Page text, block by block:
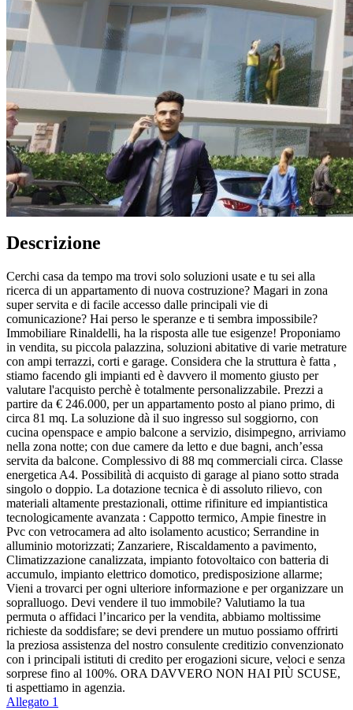
Descrizione
Cerchi casa da tempo ma trovi solo soluzioni usate e tu sei alla
ricerca di un appartamento di nuova costruzione? Magari in zona
super servita e di facile accesso dalle principali vie di
comunicazione? Hai perso le speranze e ti sembra impossibile?
Immobiliare Rinaldelli, ha la risposta alle tue esigenze! Proponiamo
in vendita, su piccola palazzina, soluzioni abitative di varie metrature
con ampi terrazzi, corti e garage. Considera che la struttura è fatta ,
stiamo facendo gli impianti ed è davvero il momento giusto per
valutare l'acquisto perchè è totalmente personalizzabile. Prezzi a
partire da € 246.000, per un appartamento posto al piano primo, di
circa 81 mq. La soluzione dà il suo ingresso sul soggiorno, con
cucina openspace e ampio balcone a servizio, disimpegno, arriviamo
nella zona notte; con due camere da letto e due bagni, anch’essa
servita da balcone. Complessivo di 88 mq commerciali circa. Classe
energetica A4. Possibilità di acquisto di garage al piano sotto strada
singolo o doppio. La dotazione tecnica è di assoluto rilievo, con
materiali altamente prestazionali, ottime rifiniture ed impiantistica
tecnologicamente avanzata : Cappotto termico, Ampie finestre in
Pvc con vetrocamera ad alto isolamento acustico; Serrandine in
alluminio motorizzati; Zanzariere, Riscaldamento a pavimento,
Climatizzazione canalizzata, impianto fotovoltaico con batteria di
accumulo, impianto elettrico domotico, predisposizione allarme;
Vieni a trovarci per ogni ulteriore informazione e per organizzare un
sopralluogo. Devi vendere il tuo immobile? Valutiamo la tua
permuta o affidaci l’incarico per la vendita, abbiamo moltissime
richieste da soddisfare; se devi prendere un mutuo possiamo offrirti
la preziosa assistenza del nostro consulente creditizio convenzionato
con i principali istituti di credito per erogazioni sicure, veloci e senza
sorprese fino al 100%. ORA DAVVERO NON HAI PIÙ SCUSE,
ti aspettiamo in agenzia.
Allegato 1